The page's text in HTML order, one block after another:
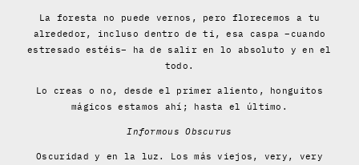
La foresta no puede vernos, pero florecemos a tu
alrededor, incluso dentro de ti, esa caspa –cuando
estresado estéis– ha de salir en lo absoluto y en el
todo.
Lo creas o no, desde el primer aliento, honguitos
mágicos estamos ahí; hasta el último.
Informous Obscurus
Oscuridad y en la luz. Los más viejos, very, very